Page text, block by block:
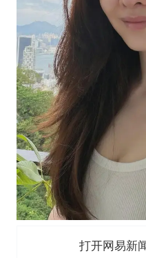
打开网易新